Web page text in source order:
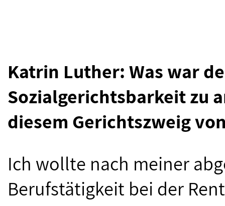
Katrin Luther: Was war
Sozialgerichtsbarkeit zu
diesem Gerichtszweig
Ich wollte nach meiner
Berufstätigkeit bei der